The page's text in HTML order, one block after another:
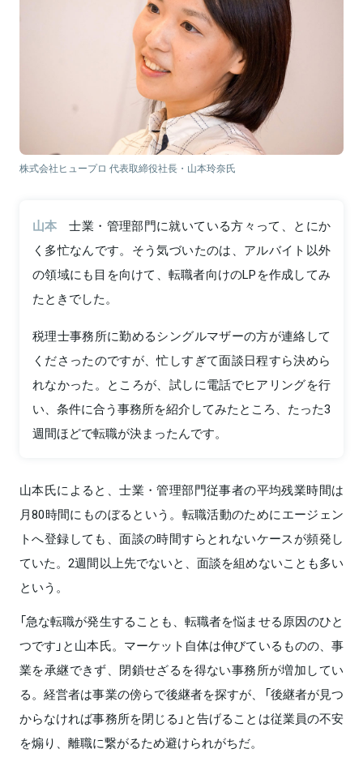
株式会社ヒュープロ 代表取締役社長・山本玲奈氏
山本
士業・管理部門に就いている方々って、とにか
く多忙なんです。そう気づいたのは、アルバイト以外
の領域にも目を向けて、転職者向けのLPを作成してみ
たときでした。
税理士事務所に勤めるシングルマザーの方が連絡して
くださったのですが、忙しすぎて面談日程すら決めら
れなかった。ところが、試しに電話でヒアリングを行
い、条件に合う事務所を紹介してみたところ、たった3
週間ほどで転職が決まったんです。
山本氏によると、士業・管理部門従事者の平均残業時間は
月80時間にものぼるという。転職活動のためにエージェン
トへ登録しても、面談の時間すらとれないケースが頻発し
ていた。2週間以上先でないと、面談を組めないことも多い
という。
「急な転職が発生することも、転職者を悩ませる原因のひと
つです」と山本氏。マーケット自体は伸びているものの、事
業を承継できず、閉鎖せざるを得ない事務所が増加してい
る。経営者は事業の傍らで後継者を探すが、「後継者が見つ
からなければ事務所を閉じる」と告げることは従業員の不安
を煽り、離職に繋がるため避けられがちだ。